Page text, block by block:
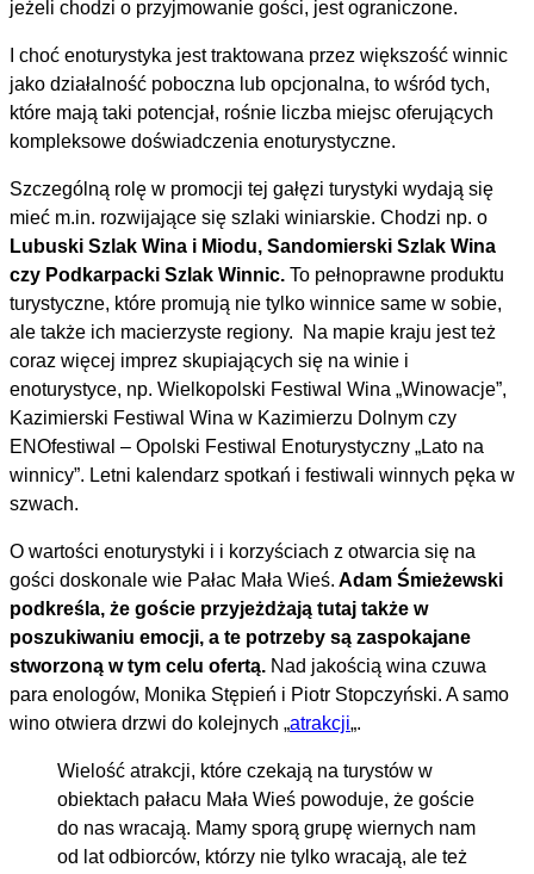
jeżeli chodzi o przyjmowanie gości, jest ograniczone.
I choć enoturystyka jest traktowana przez większość winnic
jako działalność poboczna lub opcjonalna, to wśród tych,
które mają taki potencjał, rośnie liczba miejsc oferujących
kompleksowe doświadczenia enoturystyczne.
Szczególną rolę w promocji tej gałęzi turystyki wydają się
mieć m.in. rozwijające się szlaki winiarskie. Chodzi np. o
Lubuski Szlak Wina i Miodu, Sandomierski Szlak Wina
czy Podkarpacki Szlak Winnic. To pełnoprawne produktu
turystyczne, które promują nie tylko winnice same w sobie,
ale także ich macierzyste regiony. Na mapie kraju jest też
coraz więcej imprez skupiających się na winie i
enoturystyce, np. Wielkopolski Festiwal Wina „Winowacje”,
Kazimierski Festiwal Wina w Kazimierzu Dolnym czy
ENOfestiwal – Opolski Festiwal Enoturystyczny „Lato na
winnicy”. Letni kalendarz spotkań i festiwali winnych pęka w
szwach.
O wartości enoturystyki i i korzyściach z otwarcia się na
gości doskonale wie Pałac Mała Wieś. Adam Śmieżewski
podkreśla, że goście przyjeżdżają tutaj także w
poszukiwaniu emocji, a te potrzeby są zaspokajane
stworzoną w tym celu ofertą. Nad jakością wina czuwa
para enologów, Monika Stępień i Piotr Stopczyński. A samo
wino otwiera drzwi do kolejnych „atrakcji„.
Wielość atrakcji, które czekają na turystów w
obiektach pałacu Mała Wieś powoduje, że goście
do nas wracają. Mamy sporą grupę wiernych nam
od lat odbiorców, którzy nie tylko wracają, ale też